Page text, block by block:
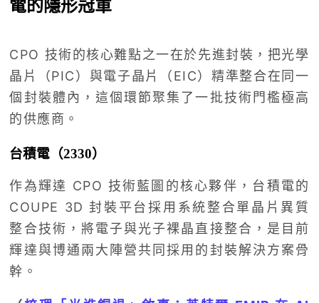
電的隱形冠軍
CPO 技術的核心難點之一在於先進封裝，把光學
晶片（PIC）與電子晶片（EIC）精準整合在同一
個封裝體內，這個環節聚集了一批技術門檻極高
的供應商。
台積電（2330）
作為輝達 CPO 技術藍圖的核心夥伴，台積電的
COUPE 3D 封裝平台採用系統整合單晶片異質
整合技術，將電子與光子裸晶直接整合，是目前
輝達與博通兩大陣營共同採用的封裝解決方案骨
幹。